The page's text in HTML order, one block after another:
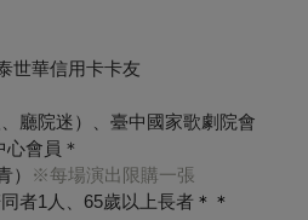
世華信用卡卡友
廳院迷）、臺中國家歌劇院會
會員＊
）
※每場演出限購一張
者1人、65歲以上長者 ＊ ＊